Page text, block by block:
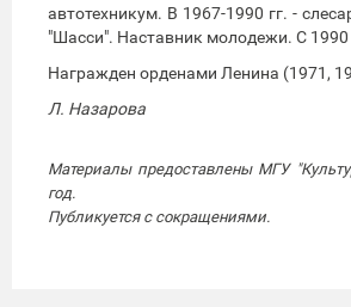
автотехникум. В 1967-1990 гг. -
"Шасси". Наставник молодежи. С 1990
Награжден орденами Ленина (1971,
Л. Назарова
Материалы предоставлены МГУ
год.
Публикуется с сокращениями.